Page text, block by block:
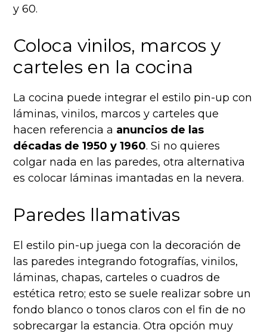
y 60.
Coloca vinilos, marcos y
carteles en la cocina
La cocina puede integrar el estilo pin-up con
láminas, vinilos, marcos y carteles que
hacen referencia a anuncios de las
décadas de 1950 y 1960. Si no quieres
colgar nada en las paredes, otra alternativa
es colocar láminas imantadas en la nevera.
Paredes llamativas
El estilo pin-up juega con la decoración de
las paredes integrando fotografías, vinilos,
láminas, chapas, carteles o cuadros de
estética retro; esto se suele realizar sobre un
fondo blanco o tonos claros con el fin de no
sobrecargar la estancia. Otra opción muy